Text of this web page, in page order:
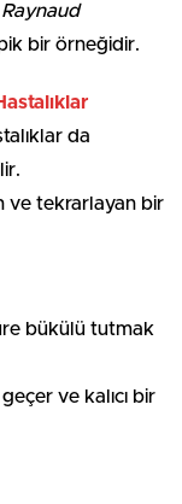
Raynaud
bir örneğidir.
da
ve tekrarlayan bir
bükülü tutmak
ve kalıcı bir